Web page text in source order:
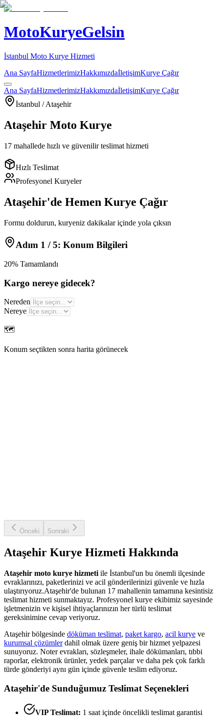
MotoKuryeGelsin
İstanbul Moto Kurye Hizmeti
Ana SayfaHizmetlerimizHakkımızdaİletişimKurye Çağır
Ana SayfaHizmetlerimizHakkımızdaİletişimKurye Çağır
İstanbul /Ataşehir
Ataşehir Moto Kurye
17 mahallede hızlı ve güvenilir teslimat hizmeti
Hızlı Teslimat
Profesyonel Kuryeler
Ataşehir'de Hemen Kurye Çağır
Formu doldurun, kuryeniz dakikalar içinde yola çıksın
Adım 1 / 5: Konum Bilgileri
20% Tamamlandı
Kargo nereye gidecek?
Nereden
Nereye
🗺️
Konum seçtikten sonra harita görünecek
Önceki Sonraki
Ataşehir Kurye Hizmeti Hakkında
Ataşehir moto kurye hizmeti ile İstanbul'un bu önemli ilçesinde
evraklarınızı, paketlerinizi ve acil gönderilerinizi güvenle ve hızla
ulaştırıyoruz.Ataşehir'de bulunan 17 mahallenin tamamına kesintisiz
teslimat hizmeti sunmaktayız. Profesyonel kurye ekibimiz sayesinde
işletmenizin ve kişisel ihtiyaçlarınızın her türlü teslimat
gereksinimine cevap veriyoruz.
Ataşehirbölgesinde döküman teslimat, paket kargo, acil kurye ve
kurumsal çözümlerdahil olmak üzere geniş bir hizmet yelpazesi
sunuyoruz. Noter evrakları, sözleşmeler, ihale dökümanları, tıbbi
raporlar, elektronik ürünler, yedek parçalar ve daha pek çok farklı
türde gönderiyi aynı gün içinde güvenle teslim ediyoruz.
Ataşehir'de Sunduğumuz Teslimat Seçenekleri
VIP Teslimat: 1 saat içinde öncelikli teslimat garantisi